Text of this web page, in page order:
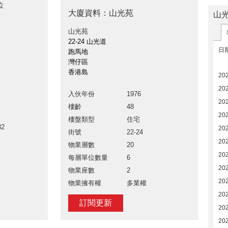
大廈資料：山光苑
山光苑
22-24 山光道
跑馬地
灣仔區
香港島
入伙年份
1976
樓齡
48
樓盤類型
住宅
街號
22-24
物業層數
20
每層單位數量
6
物業座數
2
物業擁有權
多業權
訂閱更新
山
日